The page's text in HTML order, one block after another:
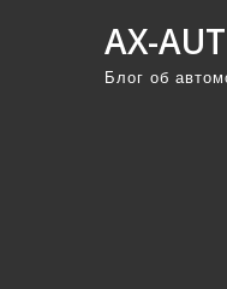
AX-
Блог об